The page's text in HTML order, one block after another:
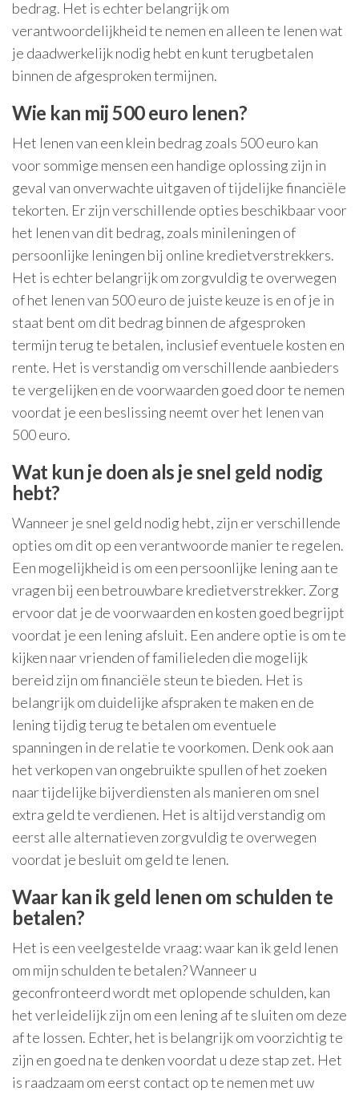
bedrag. Het is echter belangrijk om
verantwoordelijkheid te nemen en alleen te lenen wat
je daadwerkelijk nodig hebt en kunt terugbetalen
binnen de afgesproken termijnen.
Wie kan mij 500 euro lenen?
Het lenen van een klein bedrag zoals 500 euro kan
voor sommige mensen een handige oplossing zijn in
geval van onverwachte uitgaven of tijdelijke financiële
tekorten. Er zijn verschillende opties beschikbaar voor
het lenen van dit bedrag, zoals minileningen of
persoonlijke leningen bij online kredietverstrekkers.
Het is echter belangrijk om zorgvuldig te overwegen
of het lenen van 500 euro de juiste keuze is en of je in
staat bent om dit bedrag binnen de afgesproken
termijn terug te betalen, inclusief eventuele kosten en
rente. Het is verstandig om verschillende aanbieders
te vergelijken en de voorwaarden goed door te nemen
voordat je een beslissing neemt over het lenen van
500 euro.
Wat kun je doen als je snel geld nodig
hebt?
Wanneer je snel geld nodig hebt, zijn er verschillende
opties om dit op een verantwoorde manier te regelen.
Een mogelijkheid is om een persoonlijke lening aan te
vragen bij een betrouwbare kredietverstrekker. Zorg
ervoor dat je de voorwaarden en kosten goed begrijpt
voordat je een lening afsluit. Een andere optie is om te
kijken naar vrienden of familieleden die mogelijk
bereid zijn om financiële steun te bieden. Het is
belangrijk om duidelijke afspraken te maken en de
lening tijdig terug te betalen om eventuele
spanningen in de relatie te voorkomen. Denk ook aan
het verkopen van ongebruikte spullen of het zoeken
naar tijdelijke bijverdiensten als manieren om snel
extra geld te verdienen. Het is altijd verstandig om
eerst alle alternatieven zorgvuldig te overwegen
voordat je besluit om geld te lenen.
Waar kan ik geld lenen om schulden te
betalen?
Het is een veelgestelde vraag: waar kan ik geld lenen
om mijn schulden te betalen? Wanneer u
geconfronteerd wordt met oplopende schulden, kan
het verleidelijk zijn om een lening af te sluiten om deze
af te lossen. Echter, het is belangrijk om voorzichtig te
zijn en goed na te denken voordat u deze stap zet. Het
is raadzaam om eerst contact op te nemen met uw